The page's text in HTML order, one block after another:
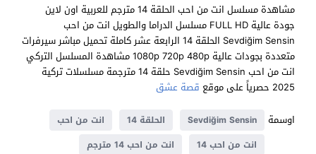
مشاهدة مسلسل انت من احب الحلقة 14 مترجم للعربية اون لاين
جودة عالية FULL HD مسلسل الدراما والطويل انت من احب
Sevdiğim Sensin الحلقة 14 الرابعة عشر كاملة تحميل مباشر سيرفرات
متعددة بجودات عالية 1080p 720p 480p مشاهدة المسلسل التركي
انت من احب Sevdiğim Sensin حلقة 14 مترجمة مسلسلات تركية
2025 حصرياً على موقع
قصة عشق
اوسمة
Sevdiğim Sensin الحلقة 14
انت من احب
انت من احب 14
انت من احب 14 مترجم